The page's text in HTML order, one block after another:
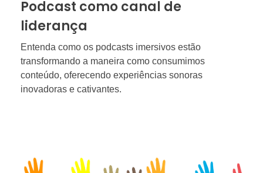
Podcast como canal de
liderança
Entenda como os podcasts imersivos estão
transformando a maneira como consumimos
conteúdo, oferecendo experiências sonoras
inovadoras e cativantes.